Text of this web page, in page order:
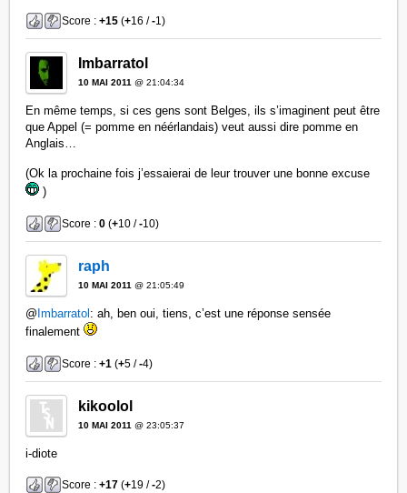
Score :+15 (+16 /-1)
Imbarratol
10 MAI 2011 @ 21:04:34
En même temps, si ces gens sont Belges, ils s’imaginent peut être
que Appel (= pomme en néérlandais) veut aussi dire pomme en
Anglais…
(Ok la prochaine fois j’essaierai de leur trouver une bonne excuse
)
Score :0 (+10 /-10)
raph
10 MAI 2011 @ 21:05:49
@ Imbarratol : ah, ben oui, tiens, c’est une réponse sensée
finalement
Score :+1 (+5 /-4)
kikoolol
10 MAI 2011 @ 23:05:37
i-diote
Score :+17 (+19 /-2)